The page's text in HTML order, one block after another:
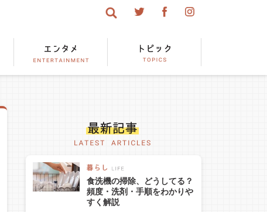
食洗機の掃除、どうしてる？
頻度・洗剤・手順をわかりや
すく解説